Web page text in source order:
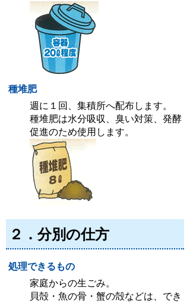
種堆肥
週に１回、集積所へ配布します。
種堆肥は水分吸収、臭い対策、発酵
促進のため使用します。
２．分別の仕方
処理できるもの
家庭からの生ごみ。
貝殻・魚の骨・蟹の殻などは、でき